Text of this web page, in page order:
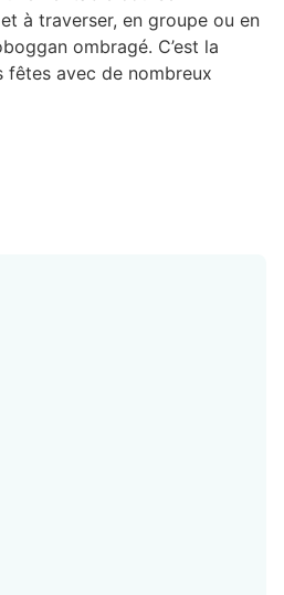
à traverser, en groupe ou en
ombragé. C’est la
fêtes avec de nombreux